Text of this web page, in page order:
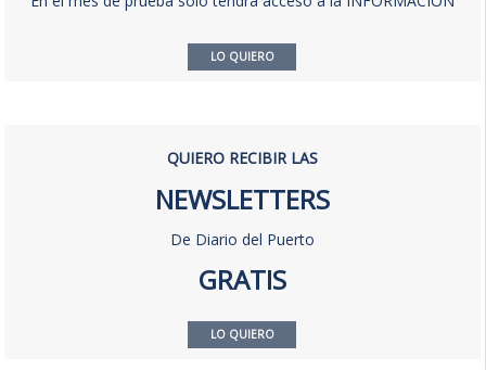
LO QUIERO
QUIERO RECIBIR LAS
NEWSLETTERS
De Diario del Puerto
GRATIS
LO QUIERO